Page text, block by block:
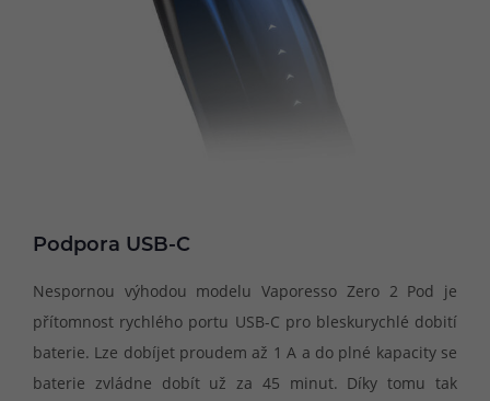
Podpora USB-C
Nespornou výhodou modelu Vaporesso Zero 2 Pod je
přítomnost rychlého portu USB-C pro bleskurychlé dobití
baterie. Lze dobíjet proudem až 1 A a do plné kapacity se
baterie zvládne dobít už za 45 minut. Díky tomu tak